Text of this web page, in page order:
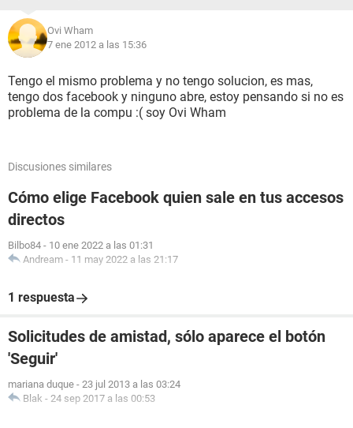
Ovi Wham
7 ene 2012 a las 15:36
Tengo el mismo problema y no tengo solucion, es mas,
tengo dos facebook y ninguno abre, estoy pensando si no es
problema de la compu :( soy Ovi Wham
Discusiones similares
Cómo elige Facebook quien sale en tus accesos
directos
Bilbo84 - 10 ene 2022 a las 01:31
Andream - 11 may 2022 a las 21:17
1 respuesta
Solicitudes de amistad, sólo aparece el botón
'Seguir'
mariana duque - 23 jul 2013 a las 03:24
Blak - 24 sep 2017 a las 00:53